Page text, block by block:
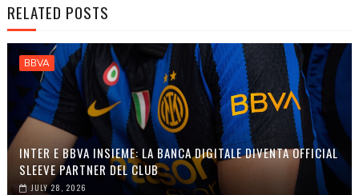
RELATED POSTS
BBVA
INTER E BBVA INSIEME: LA BANCA DIGITALE DIVENTA OFFICIAL
SLEEVE PARTNER DEL CLUB
JULY 28, 2026